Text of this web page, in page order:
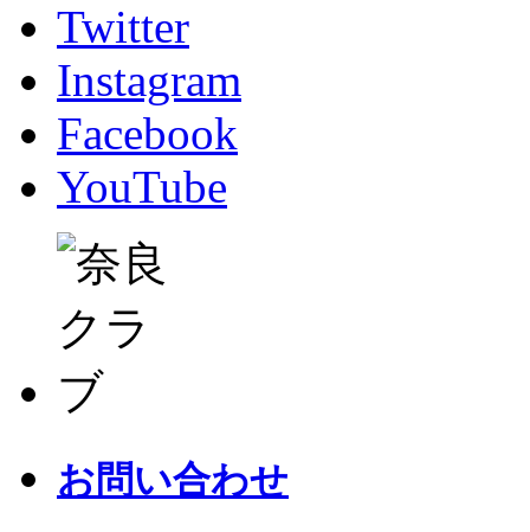
Twitter
Instagram
Facebook
YouTube
お問い合わせ